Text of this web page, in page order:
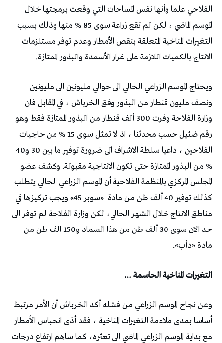
الفلاحي علما وأنها نفس المساحات التي وقعت برمجتها خلال
الموسم الماضي ، لكن لم تقع زراعة سوى 85 % منها وذلك بسبب
التغيرات المناخية المتعلقة بنقص الأمطار وعدم توفر مستلزمات
الانتاج بالكميات اللازمة على غرار الأسمدة والبذور الممتازة.
ويحتاج الموسم الزراعي الحالي الى حوالي مليونين الى مليونين
ونصف مليون قنطار من البذور وفق الخرباش ، في المقابل فان
وزارة الفلاحة وفرت 300 ألف قنطار من البذور الممتازة فقط وهو
رقم ضئيل حسب محدثنا ، اذ لا تمثل سوى 15 % من حاجيات
الفلاحين ، داعيا سلطة الاشراف الى ضرورة توفير ما بين 30 و40
% من البذور الممتازة حتى تكون الانتاجية مقبولة. وكشف عضو
المجلس المركزي بالمنظمة الفلاحية أن الموسم الزراعي الحالي يتطلب
كذلك توفير 40 ألف طن من مادة
«سوبر 45» ويجب تركيزها في
مناطق الانتاج خلال الشهر الحالي، لكن وزارة الفلاحة لم توفر الى
حد الان سوى 30 ألف طن من هذا السماد و150 الف طن من
مادة «دأب».
التغيرات المناخية الحاسمة …
وعن نجاح الموسم الزراعي من فشله أكد الخرباش أن الأمر مرتبط
أساسا بمدى ملاءمة التغيرات المناخية ، فقد أدّى انحباس الأمطار
مع بداية الموسم الزراعي الماضي الى تعثره، كما ساهم ارتفاع درجات